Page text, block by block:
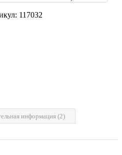
117032
информация (2)